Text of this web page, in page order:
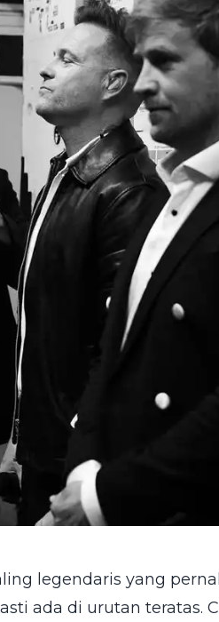
legendaris yang
ada di urutan teratas.